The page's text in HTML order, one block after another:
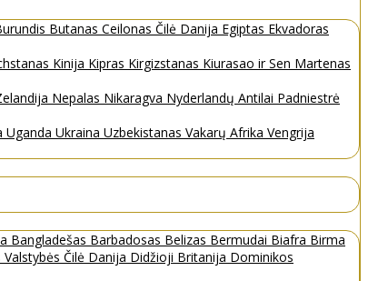
Butanas Ceilonas Čilė Danija Egiptas Ekvadoras
Kinija Kipras Kirgizstanas Kiurasao ir Sen Martenas
Nepalas Nikaragva Nyderlandų Antilai Padniestrė
Uganda Ukraina Uzbekistanas Vakarų Afrika Vengrija
Bangladešas Barbadosas Belizas Bermudai Biafra Birma
Čilė Danija Didžioji Britanija Dominikos